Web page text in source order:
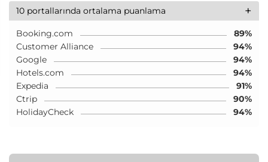
+
10 portallarında ortalama puanlama
Booking.com
89%
Customer Alliance
94%
Google
94%
Hotels.com
94%
Expedia
91%
Ctrip
90%
HolidayCheck
94%